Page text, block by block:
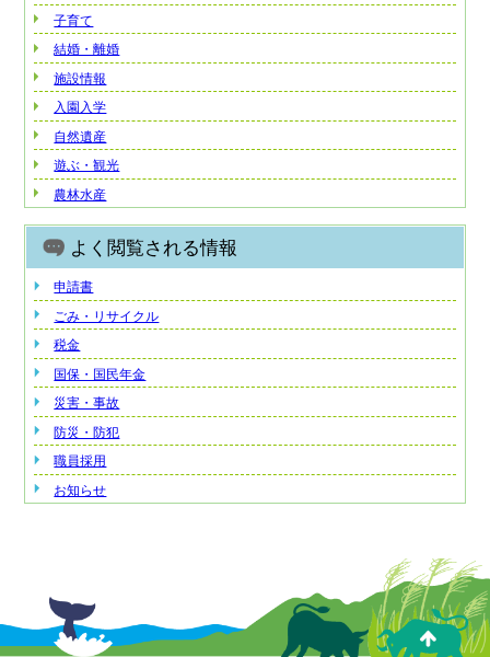
子育て
結婚・離婚
施設情報
入園入学
自然遺産
遊ぶ・観光
農林水産
よく閲覧される情報
申請書
ごみ・リサイクル
税金
国保・国民年金
災害・事故
防災・防犯
職員採用
お知らせ